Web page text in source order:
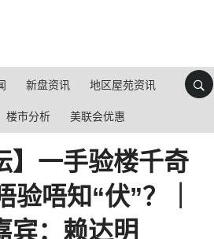
新盘资讯 地区屋苑资讯
楼市分析 美联会优惠
】一手验楼千奇
验唔知“伏”？｜
宾：赖达明